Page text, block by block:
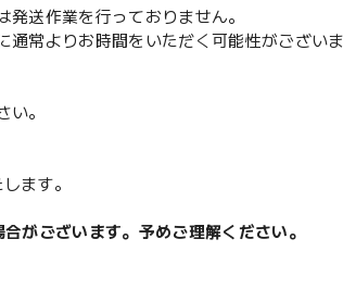
送作業を行っておりません。
常よりお時間をいただく可能性がございま
い。
ます。
がございます。予めご理解ください。